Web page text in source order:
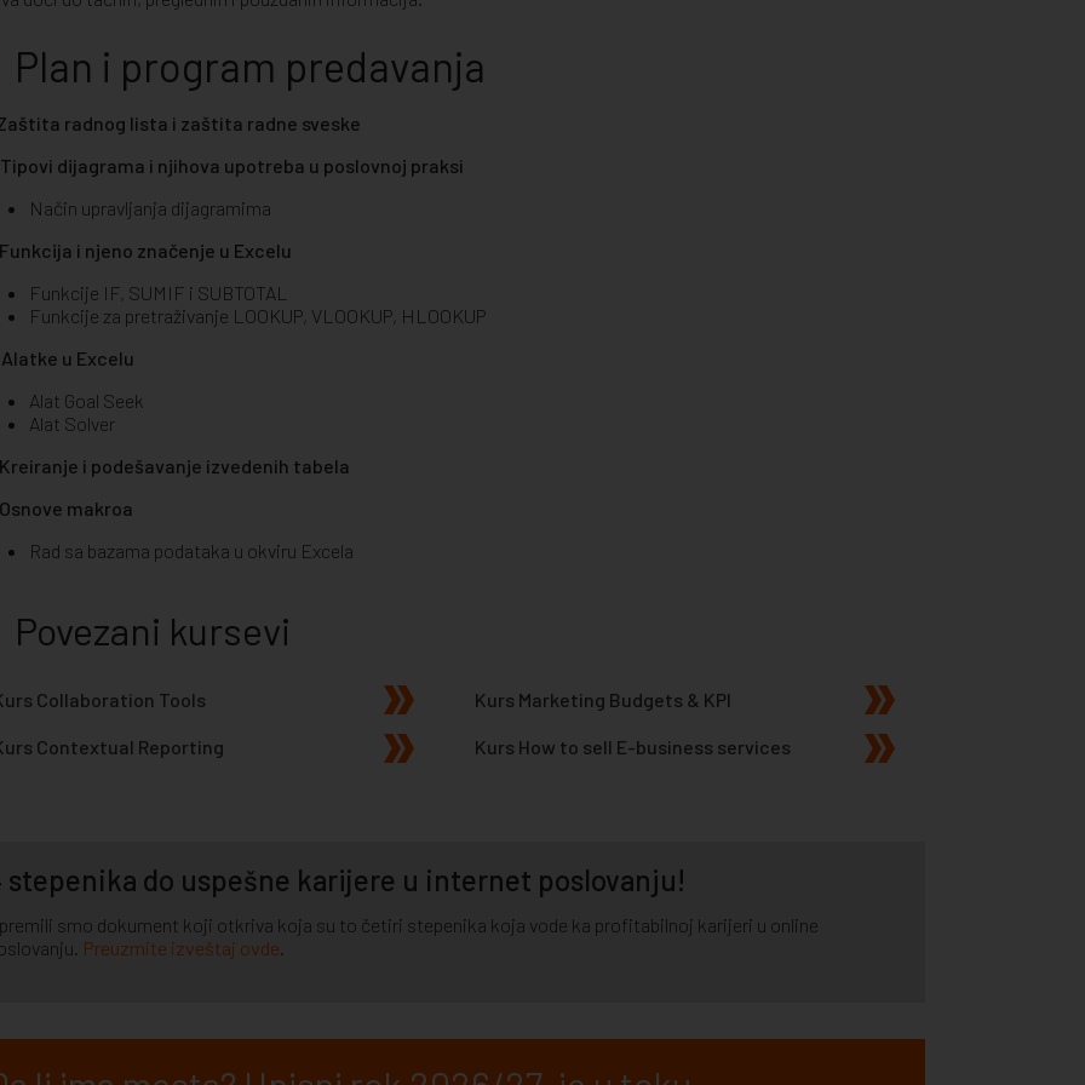
Plan i program predavanja
radnog lista i zaštita radne sveske
dijagrama i njihova upotreba u poslovnoj praksi
Način upravljanja dijagramima
i njeno značenje u Excelu
Funkcije IF, SUMIF i SUBTOTAL
Funkcije za pretraživanje LOOKUP, VLOOKUP, HLOOKUP
u Excelu
Alat Goal Seek
Alat Solver
i podešavanje izvedenih tabela
makroa
Rad sa bazama podataka u okviru Excela
Povezani kursevi
Collaboration Tools Kurs Marketing Budgets & KPI
Contextual Reporting Kurs How to sell E-business services
stepenika do uspešne karijere u internet poslovanju!
smo dokument koji otkriva koja su to četiri stepenika koja vode ka profitabilnoj karijeri u online
Preuzmite izveštaj ovde.